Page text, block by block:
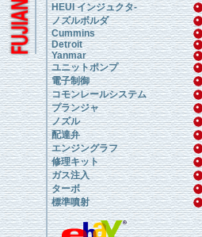
HEUI インジュクタ-
ノズルボルダ
Cummins
Detroit
Yanmar
ユニットポンプ
電子制御
コモンレールシステム
プランジャ
ノズル
配達弁
エンジングラフ
修理キット
ガス注入
ターボ
標準噴射